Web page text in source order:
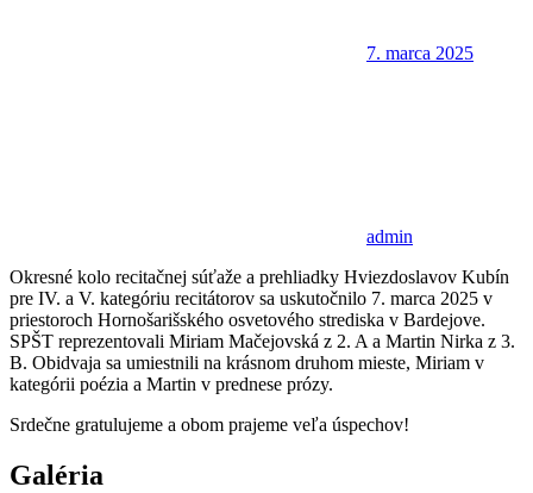
7. marca 2025
admin
Okresné kolo recitačnej súťaže a prehliadky Hviezdoslavov Kubín
pre IV. a V. kategóriu recitátorov sa uskutočnilo 7. marca 2025 v
priestoroch Hornošarišského osvetového strediska v Bardejove.
SPŠT reprezentovali Miriam Mačejovská z 2. A a Martin Nirka z 3.
B. Obidvaja sa umiestnili na krásnom druhom mieste, Miriam v
kategórii poézia a Martin v prednese prózy.
Srdečne gratulujeme a obom prajeme veľa úspechov!
Galéria